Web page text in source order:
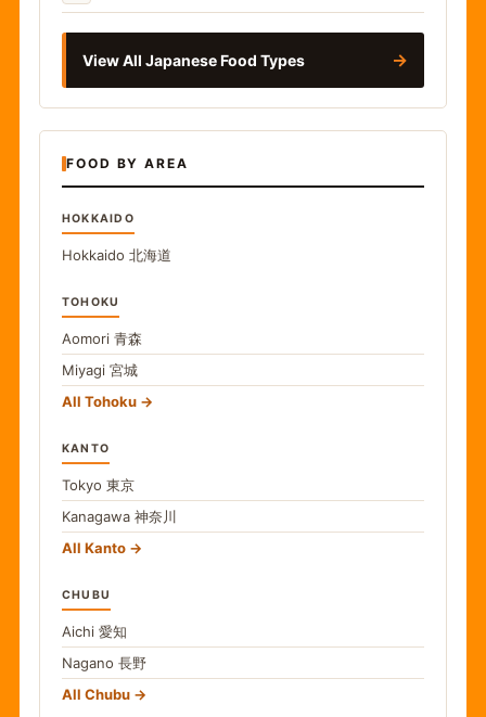
View All Japanese Food Types →
FOOD BY AREA
HOKKAIDO
Hokkaido 北海道
TOHOKU
Aomori 青森
Miyagi 宮城
All Tohoku
KANTO
Tokyo 東京
Kanagawa 神奈川
All Kanto
CHUBU
Aichi 愛知
Nagano 長野
All Chubu